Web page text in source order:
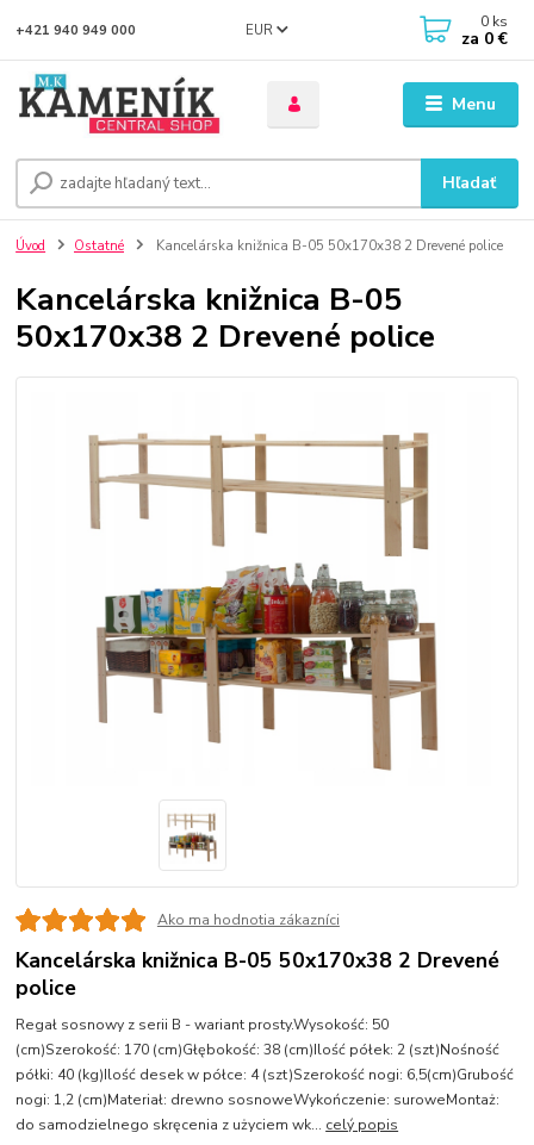
Menu
EUR
Hľadať
+421 940 949 000 0 ks
za 0 €
Úvod Ostatné Kancelárska knižnica B-05 50x170x38 2 Drevené police
Kancelárska knižnica B-05
50x170x38 2 Drevené police
Ako ma hodnotia zákazníci
Kancelárska knižnica B-05 50x170x38 2 Drevené
police
Regał sosnowy z serii B - wariant prosty.Wysokość: 50
(cm)Szerokość: 170 (cm)Głębokość: 38 (cm)Ilość półek: 2 (szt)Nośność
półki: 40 (kg)Ilość desek w półce: 4 (szt)Szerokość nogi: 6,5(cm)Grubość
nogi: 1,2 (cm)Materiał: drewno sosnoweWykończenie: suroweMontaż:
do samodzielnego skręcenia z użyciem wk... celý popis